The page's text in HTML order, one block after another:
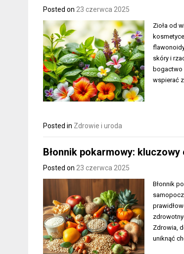
Posted on 23 czerwca 2025
Zioła od
skóry i
bogactwo
wspierać
Posted in Zdrowie i uroda
Błonnik pokarmowy:
Posted on 23 czerwca 2025
Błonnik
Zdrowia,
uniknąć